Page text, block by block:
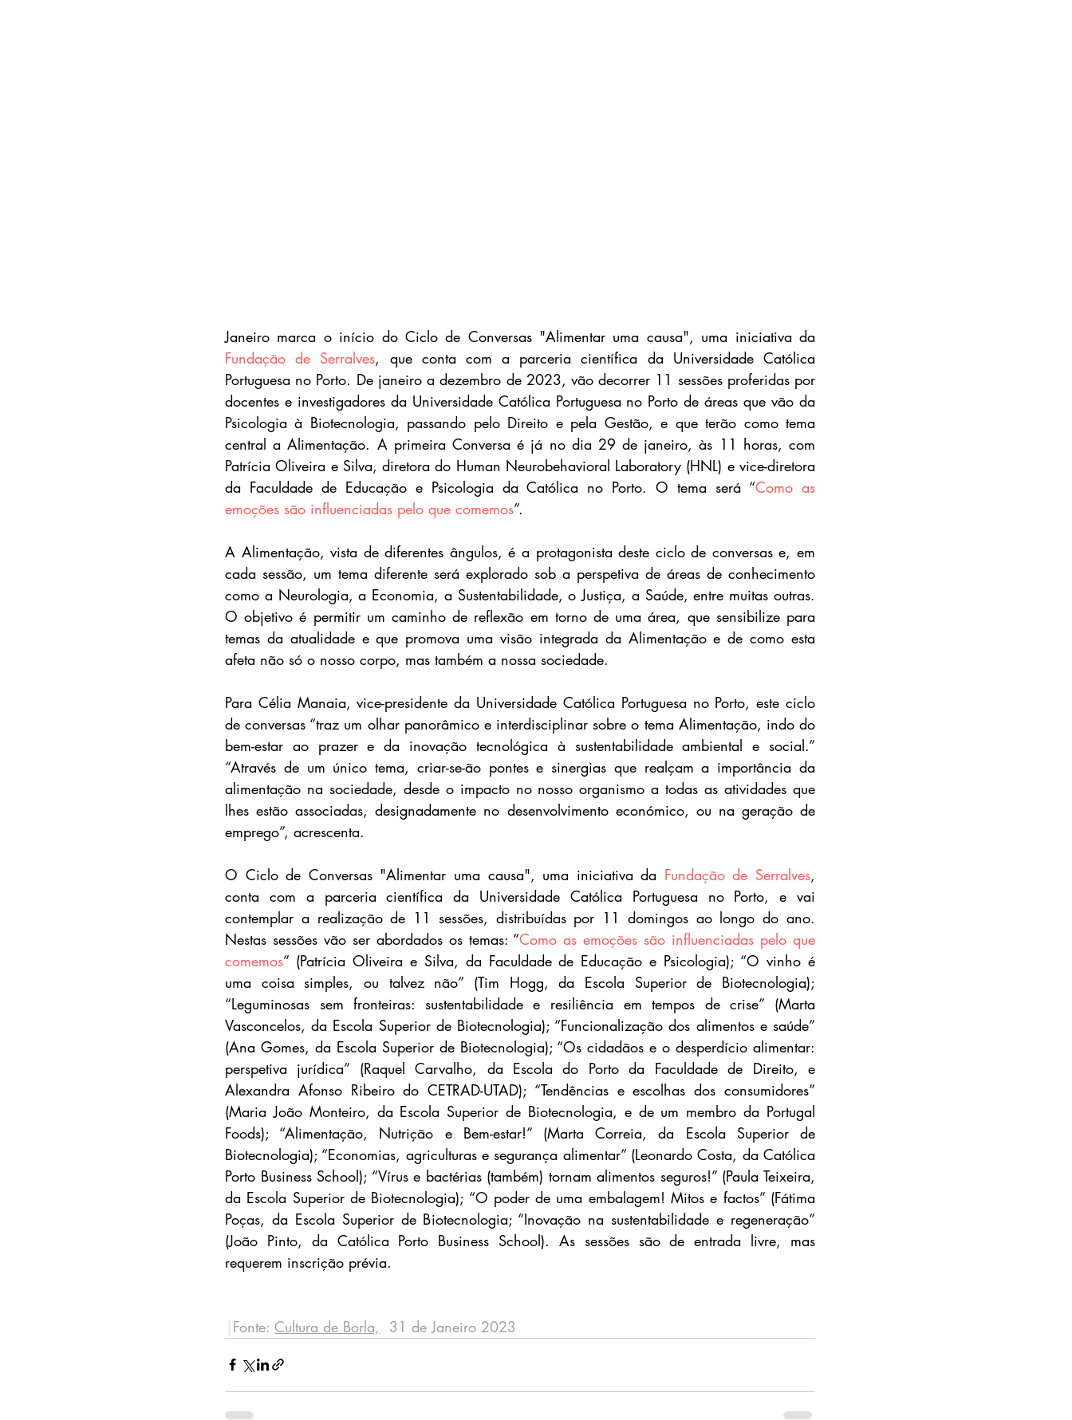
Fundação de Serralves, que conta com a parceria científica da Universidade Católica
Portuguesa no Porto. De janeiro a dezembro de 2023, vão decorrer 11 sessões proferidas por
docentes e investigadores da Universidade Católica Portuguesa no Porto de áreas que vão da
Psicologia à Biotecnologia, passando pelo Direito e pela Gestão, e que terão como tema
central a Alimentação. A primeira Conversa é já no dia 29 de janeiro, às 11 horas, com
Patrícia Oliveira e Silva, diretora do Human Neurobehavioral Laboratory (HNL) e vice-diretora
da Faculdade de Educação e Psicologia da Católica no Porto. O tema será “Como as
emoções são influenciadas pelo que comemos”.
A Alimentação, vista de diferentes ângulos, é a protagonista deste ciclo de conversas e, em
cada sessão, um tema diferente será explorado sob a perspetiva de áreas de conhecimento
como a Neurologia, a Economia, a Sustentabilidade, o Justiça, a Saúde, entre muitas outras.
O objetivo é permitir um caminho de reflexão em torno de uma área, que sensibilize para
temas da atualidade e que promova uma visão integrada da Alimentação e de como esta
afeta não só o nosso corpo, mas também a nossa sociedade.
Para Célia Manaia, vice-presidente da Universidade Católica Portuguesa no Porto, este ciclo
de conversas “traz um olhar panorâmico e interdisciplinar sobre o tema Alimentação, indo do
bem-estar ao prazer e da inovação tecnológica à sustentabilidade ambiental e social.”
“Através de um único tema, criar-se-ão pontes e sinergias que realçam a importância da
alimentação na sociedade, desde o impacto no nosso organismo a todas as atividades que
lhes estão associadas, designadamente no desenvolvimento económico, ou na geração de
emprego”, acrescenta.
O Ciclo de Conversas "Alimentar uma causa", uma iniciativa da Fundação de Serralves,
conta com a parceria científica da Universidade Católica Portuguesa no Porto, e vai
contemplar a realização de 11 sessões, distribuídas por 11 domingos ao longo do ano.
Nestas sessões vão ser abordados os temas: “Como as emoções são influenciadas pelo que
comemos” (Patrícia Oliveira e Silva, da Faculdade de Educação e Psicologia); “O vinho é
uma coisa simples, ou talvez não” (Tim Hogg, da Escola Superior de Biotecnologia);
“Leguminosas sem fronteiras: sustentabilidade e resiliência em tempos de crise” (Marta
Vasconcelos, da Escola Superior de Biotecnologia); “Funcionalização dos alimentos e saúde”
(Ana Gomes, da Escola Superior de Biotecnologia); “Os cidadãos e o desperdício alimentar:
perspetiva jurídica” (Raquel Carvalho, da Escola do Porto da Faculdade de Direito, e
Alexandra Afonso Ribeiro do CETRAD-UTAD); “Tendências e escolhas dos consumidores”
(Maria João Monteiro, da Escola Superior de Biotecnologia, e de um membro da Portugal
Foods); “Alimentação, Nutrição e Bem-estar!” (Marta Correia, da Escola Superior de
Biotecnologia); “Economias, agriculturas e segurança alimentar” (Leonardo Costa, da Católica
Porto Business School); “Vírus e bactérias (também) tornam alimentos seguros!” (Paula Teixeira,
da Escola Superior de Biotecnologia); “O poder de uma embalagem! Mitos e factos” (Fátima
Poças, da Escola Superior de Biotecnologia; “Inovação na sustentabilidade e regeneração”
(João Pinto, da Católica Porto Business School). As sessões são de entrada livre, mas
requerem inscrição prévia.
| Fonte: Cultura de Borla,
  31 de Janeiro 2023